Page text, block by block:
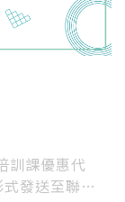
訓課優惠代
式發送至聯…